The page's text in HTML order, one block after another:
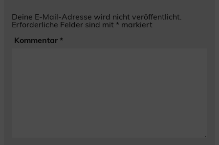
Deine E-Mail-Adresse wird nicht veröffentlicht.
Erforderliche Felder sind mit * markiert
Kommentar *